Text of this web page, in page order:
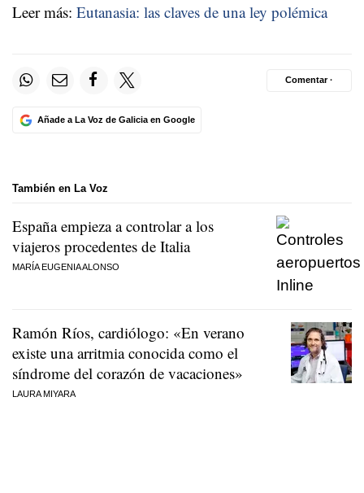
Leer más: Eutanasia: las claves de una ley polémica
Añade a La Voz de Galicia en Google
Comentar ·
También en La Voz
España empieza a controlar a los
viajeros procedentes de Italia
MARÍA EUGENIA ALONSO
Ramón Ríos, cardiólogo: «En verano
existe una arritmia conocida como el
síndrome del corazón de vacaciones»
LAURA MIYARA